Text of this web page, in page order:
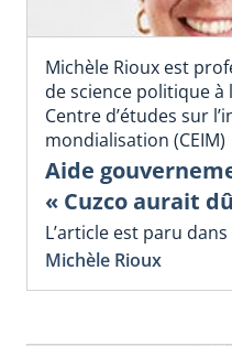
Michèle Rioux est
de science politique à
Centre d’études sur
mondialisation (CEIM)
Aide
« Cuzco aurait
L’article est paru
Michèle Rioux